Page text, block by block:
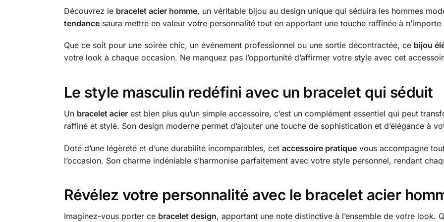
Découvrez le bracelet acier homme, un véritable bijou au design unique qui séduira les hommes
tendancesaura mettre en valeur votre personnalité tout en apportant une touche raffinée à n’importe
Que ce soit pour une soirée chic, un événement professionnel ou une sortie décontractée, ce bijou
votre look à chaque occasion. Ne manquez pas l’opportunité d’affirmer votre style avec cet
Le style masculin redéfini avec un bracelet qui séduit
Un bracelet acierest bien plus qu’un simple accessoire, c’est un complément essentiel qui peut
raffiné et stylé. Son design moderne permet d’ajouter une touche de sophistication et d’élégance à
Doté d’une légèreté et d’une durabilité incomparables, cet accessoire pratiquevous accompagne
l’occasion. Son charme indéniable s’harmonise parfaitement avec votre style personnel, rendant
Révélez votre personnalité avec le bracelet acier
Imaginez-vous porter ce bracelet design, apportant une note distinctive à l’ensemble de votre look.